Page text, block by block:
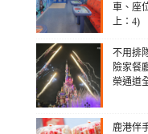
車、座
上：4)
不用排
險家餐
榮通道
鹿港伴